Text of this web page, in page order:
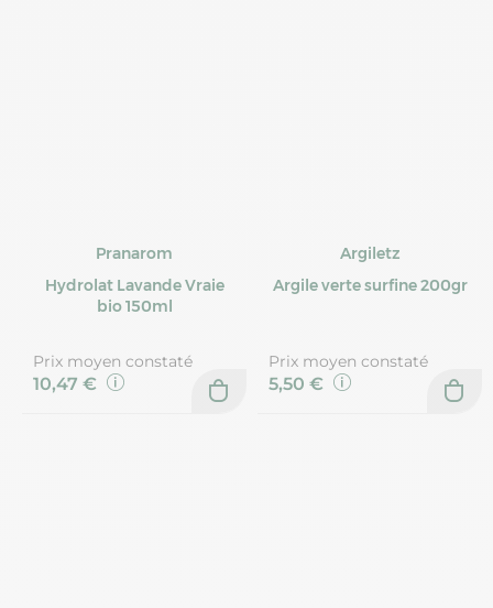
Pranarom
Hydrolat Lavande Vraie
bio 150ml
Prix moyen constaté
10,47 €
Argiletz
Argile verte surfine 200gr
Prix moyen constaté
5,50 €